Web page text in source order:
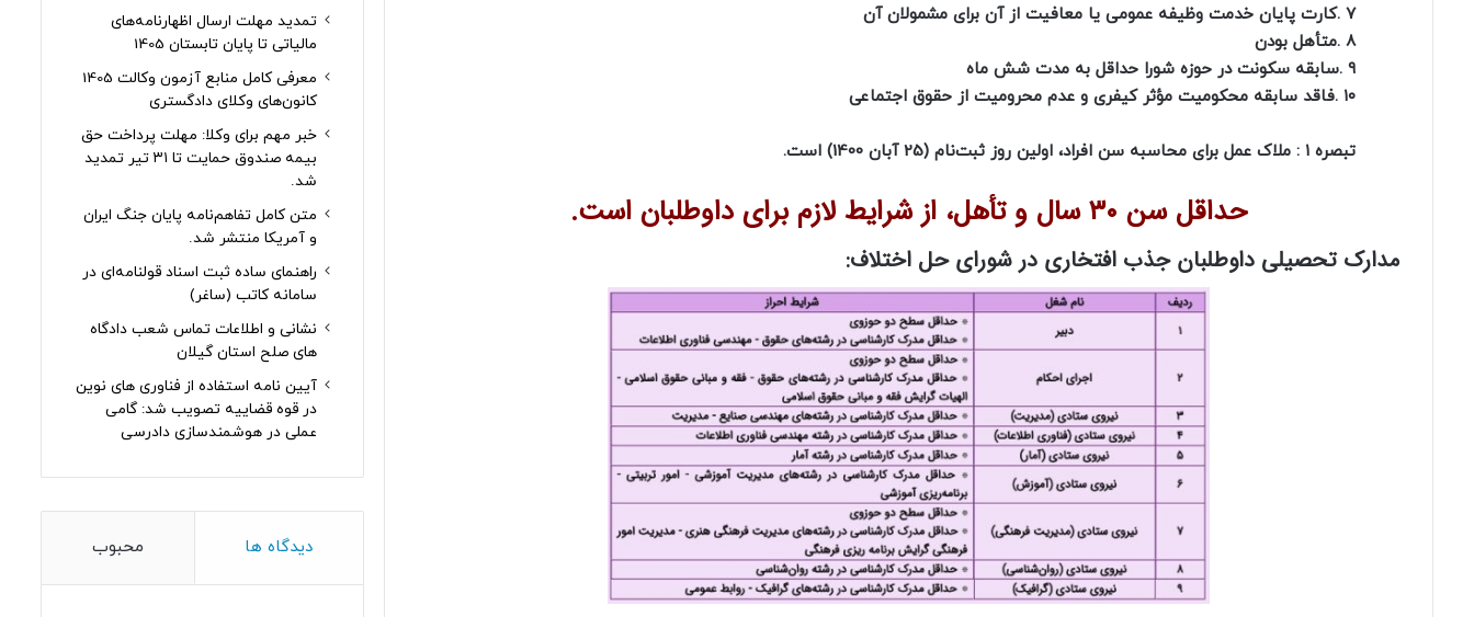
۷ .کارت پایان خدمت وظیفه عمومی یا معافیت از آن برای مشمولان آن
۸ .متأهل بودن
۹ .سابقه سکونت در حوزه شورا حداقل به مدت شش ماه
۱۰ .فاقد سابقه محکومیت مؤثر کیفری و عدم محرومیت از حقوق اجتماعی
تبصره ۱ : ملاک عمل برای محاسبه سن افراد، اولین روز ثبت‌نام (25 آبان 1400) است.
حداقل سن ۳۰ سال و تأهل، از شرایط لازم برای داوطلبان است.
مدارک تحصیلی داوطلبان جذب افتخاری در شورای حل اختلاف:
تمدید مهلت ارسال اظهارنامه‌های
مالیاتی تا پایان تابستان 1405
معرفی کامل منابع آزمون وکالت 1405
کانون‌های وکلای دادگستری
خبر مهم برای وکلا: مهلت پرداخت حق
بیمه صندوق حمایت تا ۳۱ تیر تمدید
شد.
متن کامل تفاهم‌نامه پایان جنگ ایران
و آمریکا منتشر شد.
راهنمای ساده ثبت اسناد قولنامه‌ای در
سامانه کاتب (ساغر)
نشانی و اطلاعات تماس شعب دادگاه
های صلح استان گیلان
آیین نامه استفاده از فناوری های نوین
در قوه قضاییه تصویب شد: گامی
عملی در هوشمندسازی دادرسی
دیدگاه ها محبوب